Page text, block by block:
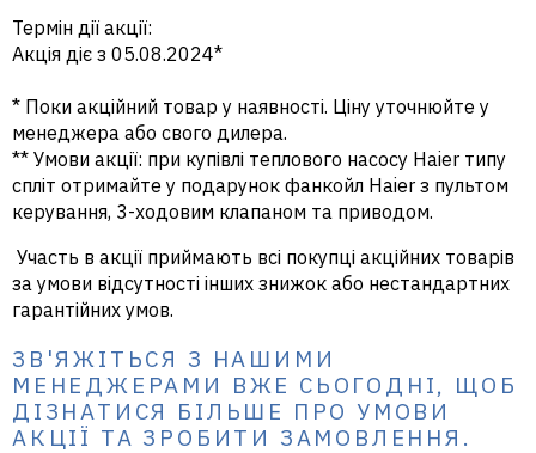
Термін дії акції:
Акція діє з 05.08.2024*
* Поки акційний товар у наявності. Ціну уточнюйте у
менеджера або свого дилера.
** Умови акції: при купівлі теплового насосу Haier типу
спліт отримайте у подарунок фанкойл Haier з пультом
керування, 3-ходовим клапаном та приводом.
Участь в акції приймають всі покупці акційних товарів
за умови відсутності інших знижок або нестандартних
гарантійних умов.
ЗВ'ЯЖІТЬСЯ З НАШИМИ
МЕНЕДЖЕРАМИ ВЖЕ СЬОГОДНІ, ЩОБ
ДІЗНАТИСЯ БІЛЬШЕ ПРО УМОВИ
АКЦІЇ ТА ЗРОБИТИ ЗАМОВЛЕННЯ.